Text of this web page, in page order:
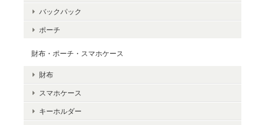
バックパック
ポーチ
財布・ポーチ・スマホケース
財布
スマホケース
キーホルダー